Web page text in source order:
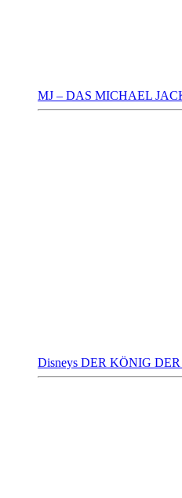
MJ – DAS MICHAEL
Disneys DER KÖNIG